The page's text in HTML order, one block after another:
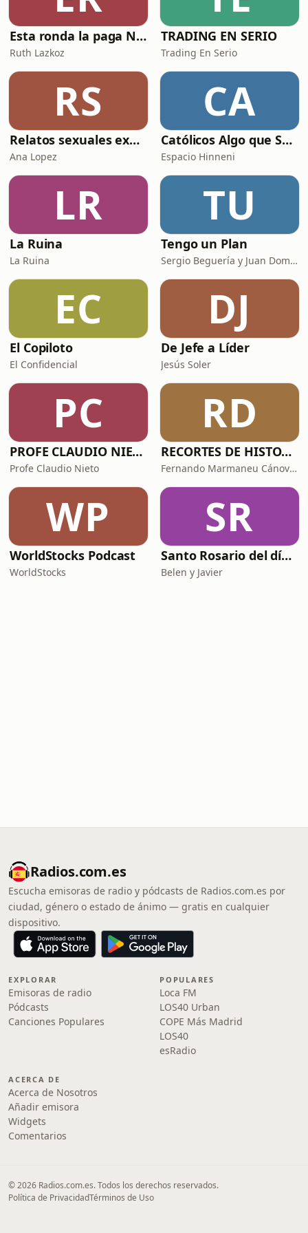
Esta ronda la paga Newton
Ruth Lazkoz
TRADING EN SERIO
Trading En Serio
RS
Relatos sexuales explícitos
Ana Lopez
CA
Católicos Algo que Saber
Espacio Hinneni
LR
La Ruina
La Ruina
TU
Tengo un Plan
Sergio Beguería y Juan Domínguez
EC
El Copiloto
El Confidencial
DJ
De Jefe a Líder
Jesús Soler
PC
PROFE CLAUDIO NIETO
Profe Claudio Nieto
RD
RECORTES DE HISTORIA Y CIENCIA
Fernando Marmaneu Cánovas
WP
WorldStocks Podcast
WorldStocks
SR
Santo Rosario del día. 🙏 Reza con nosotros en castellano 🇪🇸
Belen y Javier
Radios.com.es
Escucha emisoras de radio y pódcasts de Radios.com.es por
ciudad, género o estado de ánimo — gratis en cualquier
dispositivo.
EXPLORAR
Emisoras de radio
Pódcasts
Canciones Populares
POPULARES
Loca FM
LOS40 Urban
COPE Más Madrid
LOS40
esRadio
ACERCA DE
Acerca de Nosotros
Añadir emisora
Widgets
Comentarios
© 2026 Radios.com.es. Todos los derechos reservados.
Política de PrivacidadTérminos de Uso